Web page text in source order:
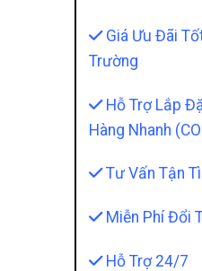
Thiện Ánh Sáng Hoàn
Giá Ưu Đãi
Trường
Hỗ Trợ Lắp
Hàng Nhanh
Tư Vấn Tận
Miễn Phí Đổi
Hỗ Trợ 24/7